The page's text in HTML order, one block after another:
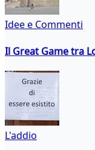
Idee e Commenti
Il Great Game tra
L'addio